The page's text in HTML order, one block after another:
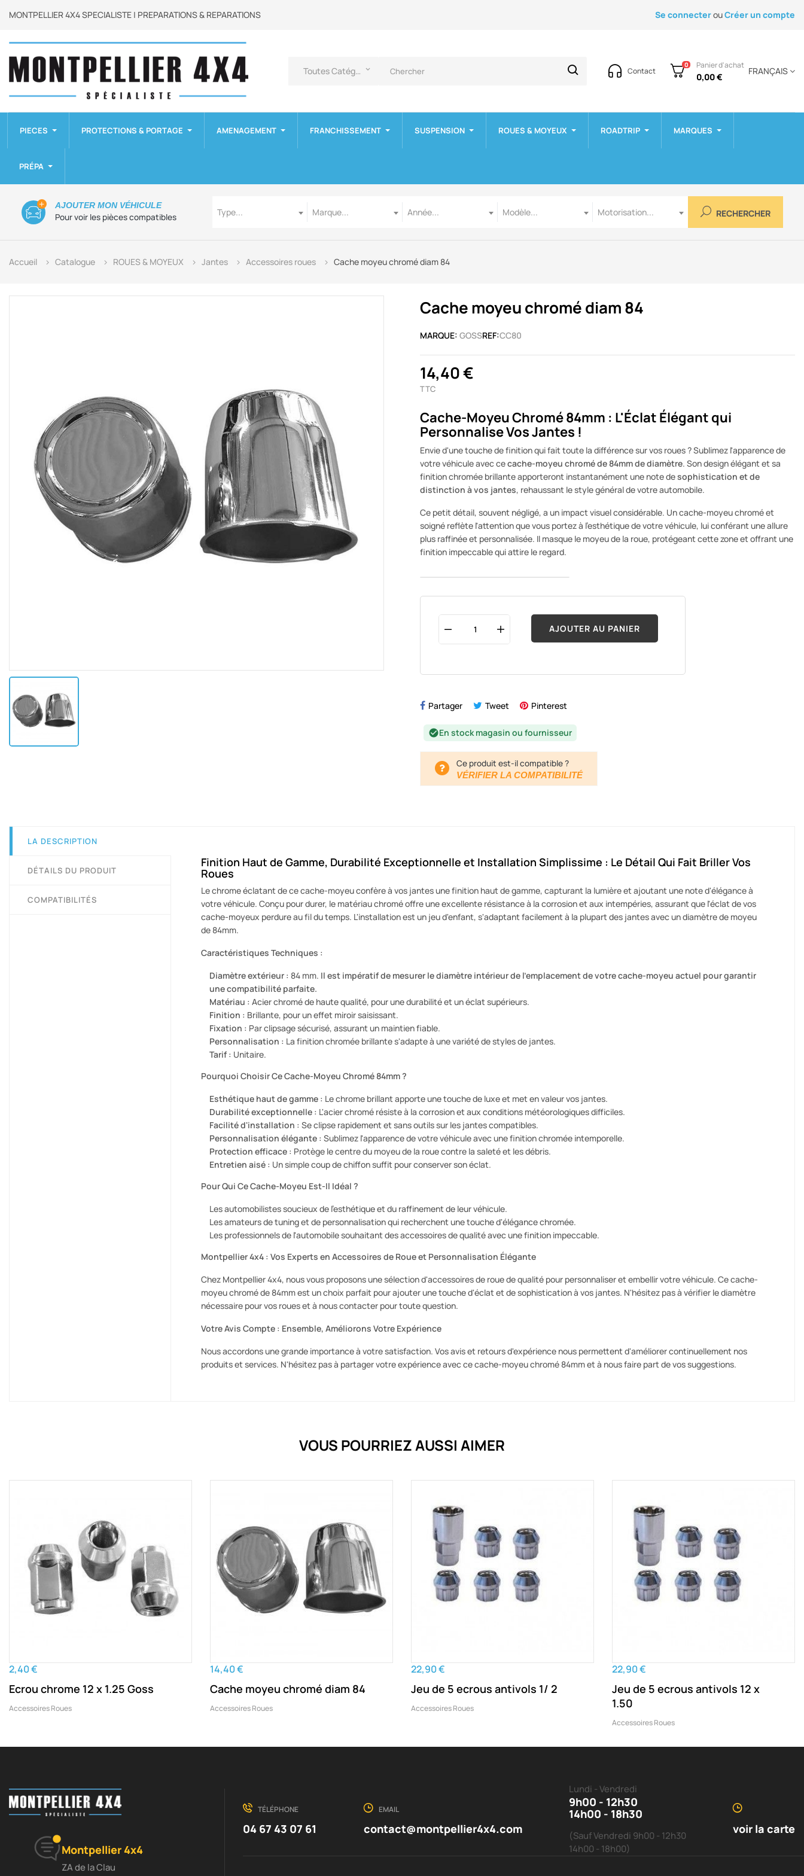
MONTPELLIER 4X4 SPECIALISTE | PREPARATIONS & REPARATIONS Se connecterouCréer un compte
Toutes Catégories keyboard_arrow_down Contact
0 Panier d'achat
0,00 €
FRANÇAIS
PIECES PROTECTIONS & PORTAGE AMENAGEMENT FRANCHISSEMENT SUSPENSION ROUES & MOYEUX ROADTRIP MARQUES
PRÉPA
Pour voir les pièces compatibles
AJOUTER MON VÉHICULE
Type...
Marque...
Année...
Modèle...
Motorisation...
RECHERCHER
Accueil Catalogue ROUES & MOYEUX Jantes Accessoires roues Cache moyeu chromé diam 84
Cache moyeu chromé diam 84
MARQUE: GOSSREF:CC80
14,40 €
TTC
Cache-Moyeu Chromé 84mm : L'Éclat Élégant qui
Personnalise Vos Jantes !
Envie d'une touche de finition qui fait toute la différence sur vos roues ? Sublimez l'apparence de
votre véhicule avec cecache-moyeu chromé de 84mm de diamètre. Son design élégant et sa
finition chromée brillante apporteront instantanément une note desophistication et de
distinction à vos jantes, rehaussant le style général de votre automobile.
Ce petit détail, souvent négligé, a un impact visuel considérable. Un cache-moyeu chromé et
soigné reflète l'attention que vous portez à l'esthétique de votre véhicule, lui conférant une allure
plus raffinée et personnalisée. Il masque le moyeu de la roue, protégeant cette zone et offrant une
finition impeccable qui attire le regard.
AJOUTER AU PANIER
Partager Tweet Pinterest
check_circleEn stock magasin ou fournisseur
Ce produit est-il compatible ?
VÉRIFIER LA COMPATIBILITÉ
LA DESCRIPTION
DÉTAILS DU PRODUIT
COMPATIBILITÉS
Finition Haut de Gamme, Durabilité Exceptionnelle et Installation Simplissime : Le Détail Qui Fait Briller Vos
Roues
Le chrome éclatant de ce cache-moyeu confère à vos jantes une finition haut de gamme, capturant la lumière et ajoutant une note d'élégance à
votre véhicule. Conçu pour durer, le matériau chromé offre une excellente résistance à la corrosion et aux intempéries, assurant que l'éclat de vos
cache-moyeux perdure au fil du temps. L'installation est un jeu d'enfant, s'adaptant facilement à la plupart des jantes avec un diamètre de moyeu
de 84mm.
Caractéristiques Techniques :
Diamètre extérieur : 84 mm. Il est impératif de mesurer le diamètre intérieur de l'emplacement de votre cache-moyeu actuel pour garantir
une compatibilité parfaite.
Matériau : Acier chromé de haute qualité, pour une durabilité et un éclat supérieurs.
Finition : Brillante, pour un effet miroir saisissant.
Fixation : Par clipsage sécurisé, assurant un maintien fiable.
Personnalisation : La finition chromée brillante s'adapte à une variété de styles de jantes.
Tarif : Unitaire.
Pourquoi Choisir Ce Cache-Moyeu Chromé 84mm ?
Esthétique haut de gamme : Le chrome brillant apporte une touche de luxe et met en valeur vos jantes.
Durabilité exceptionnelle : L'acier chromé résiste à la corrosion et aux conditions météorologiques difficiles.
Facilité d'installation : Se clipse rapidement et sans outils sur les jantes compatibles.
Personnalisation élégante : Sublimez l'apparence de votre véhicule avec une finition chromée intemporelle.
Protection efficace : Protège le centre du moyeu de la roue contre la saleté et les débris.
Entretien aisé : Un simple coup de chiffon suffit pour conserver son éclat.
Pour Qui Ce Cache-Moyeu Est-Il Idéal ?
Les automobilistes soucieux de l'esthétique et du raffinement de leur véhicule.
Les amateurs de tuning et de personnalisation qui recherchent une touche d'élégance chromée.
Les professionnels de l'automobile souhaitant des accessoires de qualité avec une finition impeccable.
Montpellier 4x4 : Vos Experts en Accessoires de Roue et Personnalisation Élégante
Chez Montpellier 4x4, nous vous proposons une sélection d'accessoires de roue de qualité pour personnaliser et embellir votre véhicule. Ce cache-
moyeu chromé de 84mm est un choix parfait pour ajouter une touche d'éclat et de sophistication à vos jantes. N'hésitez pas à vérifier le diamètre
nécessaire pour vos roues et à nous contacter pour toute question.
Votre Avis Compte : Ensemble, Améliorons Votre Expérience
Nous accordons une grande importance à votre satisfaction. Vos avis et retours d'expérience nous permettent d'améliorer continuellement nos
produits et services. N'hésitez pas à partager votre expérience avec ce cache-moyeu chromé 84mm et à nous faire part de vos suggestions.
VOUS POURRIEZ AUSSI AIMER
2,40 €
Ecrou chrome 12 x 1.25 Goss
Accessoires Roues
14,40 €
Cache moyeu chromé diam 84
Accessoires Roues
22,90 €
Jeu de 5 ecrous antivols 1/ 2
Accessoires Roues
22,90 €
Jeu de 5 ecrous antivols 12 x
1.50
Accessoires Roues
Montpellier 4x4
ZA de la Clau
TÉLÉPHONE
04 67 43 07 61
EMAIL
contact@montpellier4x4.com
Lundi - Vendredi
9h00 - 12h30
14h00 - 18h30
(Sauf Vendredi 9h00 - 12h30
14h00 - 18h00)
voir la carte